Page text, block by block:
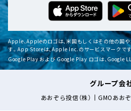
Apple、Appleのロゴは、米国もしくはその他の国
す。App Storeは、Apple Inc.のサービスマークです
Google Play および Google Play ロゴは、Google
グループ会
あおぞら投信（株） GMOあお